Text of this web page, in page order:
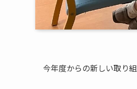
今年度からの新しい取り